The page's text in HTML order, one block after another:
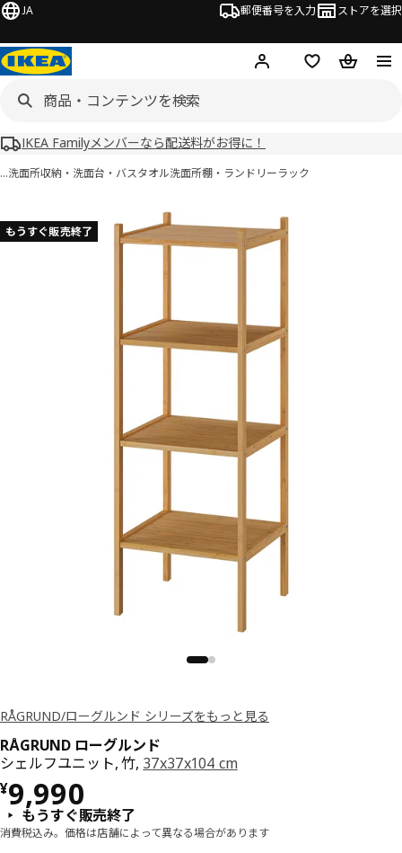
JA 郵便番号を入力 ストアを選択
ログイン・新規入会
欲しいものリスト
カート
IKEA Familyメンバーなら配送料がお得に！
…洗面所収納・洗面台・バスタオル洗面所棚・ランドリーラック
キップ
もうすぐ販売終了
RÅGRUND/ローグルンド シリーズをもっと見る
RÅGRUND ローグルンド
シェルフユニット, 竹, 37x37x104 cm
¥9,990
価格 ¥ 9990
もうすぐ販売終了
消費税込み。価格は店舗によって異なる場合があります